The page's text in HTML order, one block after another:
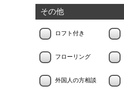
その他
ロフト付き
フローリング
外国人の方相談